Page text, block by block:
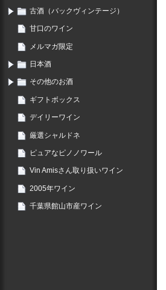
古酒（バックヴィンテージ）
甘口のワイン
メルマガ限定
日本酒
その他のお酒
ギフトボックス
デイリーワイン
厳選シャルドネ
ピュアなピノノワール
Vin Amisさん取り扱いワイン
2005年ワイン
千葉県館山市産ワイン